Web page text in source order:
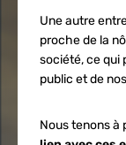
Une autre
proche de la
société, ce qui
public et de
Nous tenons à